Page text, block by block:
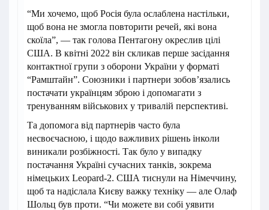
“Ми хочемо, щоб Росія була ослаблена настільки,
щоб вона не змогла повторити речей, які вона
скоїла”, — так голова Пентагону окреслив цілі
США. В квітні 2022 він скликав перше засідання
контактної групи з оборони України у форматі
“Рамштайн”. Союзники і партнери зобовʼязались
постачати українцям зброю і допомагати з
тренуванням військових у тривалій перспективі.
Та допомога від партнерів часто була
несвоєчасною, і щодо важливих рішень інколи
виникали розбіжності. Так було у випадку
постачання Україні сучасних танків, зокрема
німецьких Leopard-2. США тиснули на Німеччину,
щоб та надіслала Києву важку техніку — але Олаф
Шольц був проти. “Чи можете ви собі уявити